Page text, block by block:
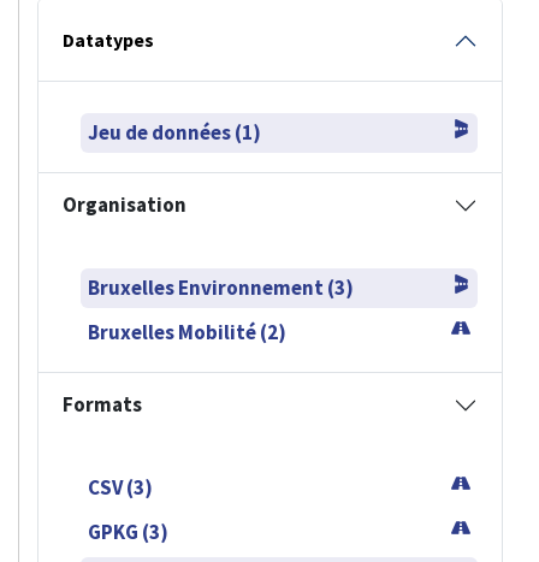
Datatypes
Jeu de données (1)
Organisation
Bruxelles Environnement (3)
Bruxelles Mobilité (2)
Formats
CSV (3)
GPKG (3)